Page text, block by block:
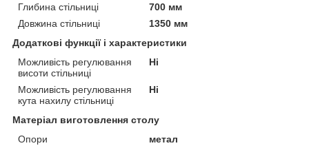
Глибина стільниці
700 мм
Довжина стільниці
1350 мм
Додаткові функції і характеристики
Можливість регулювання
висоти стільниці
Ні
Можливість регулювання
кута нахилу стільниці
Ні
Матеріал виготовлення столу
Опори
метал